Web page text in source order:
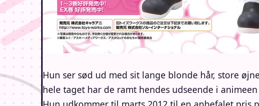
Hun ser sød ud med sit lange blonde hår, store
hele taget har de ramt hendes udseende i